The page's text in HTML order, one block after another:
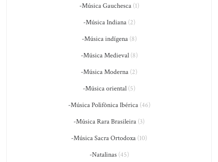
-Música Gauchesca(1)
-Música Indiana(2)
-Música indígena(8)
-Música Medieval(8)
-Música Moderna (2)
-Música oriental (5)
-Música Polifônica Ibérica(46)
-Música Rara Brasileira (3)
-Música Sacra Ortodoxa (10)
-Natalinas(45)